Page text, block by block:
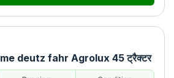
Rs.400000*
हुई
सकती है, अपने शहर की कीमत जानने के लिए देखें
deutz fahr Agrolux 45 ट्रैक्टर